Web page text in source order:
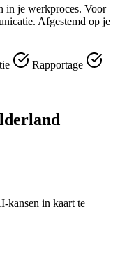
in je werkproces. Voor
Afgestemd op je
Rapportage
kansen in kaart te